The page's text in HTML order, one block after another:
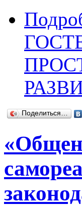
Поделиться…